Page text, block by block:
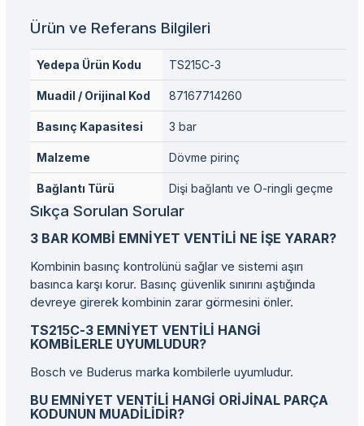
Ürün ve Referans Bilgileri
Yedepa Ürün Kodu TS215C-3
Muadil / Orijinal Kod 87167714260
Basınç Kapasitesi 3 bar
Malzeme Dövme pirinç
Bağlantı Türü Dişi bağlantı ve O-ringli geçme
Sıkça Sorulan Sorular
3 BAR KOMBI EMNIYET VENTILI NE IŞE YARAR?
Kombinin basınç kontrolünü sağlar ve sistemi aşırı
basınca karşı korur. Basınç güvenlik sınırını aştığında
devreye girerek kombinin zarar görmesini önler.
TS215C-3 EMNIYET VENTILI HANGI
KOMBILERLE UYUMLUDUR?
Bosch ve Buderus marka kombilerle uyumludur.
BU EMNIYET VENTILI HANGI ORIJINAL PARÇA
KODUNUN MUADILIDIR?